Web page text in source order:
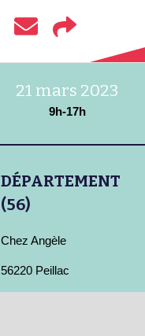
21 mars 2023
9h-17h
DÉPARTEMENT
(56)
Chez Angèle
56220 Peillac